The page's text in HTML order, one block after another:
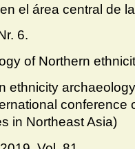
el área central de
6.
of Northern
ethnicity
conference
in Northeast Asia)